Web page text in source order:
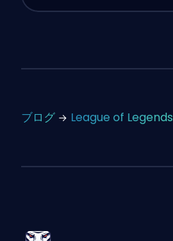
ブログ League of Legends